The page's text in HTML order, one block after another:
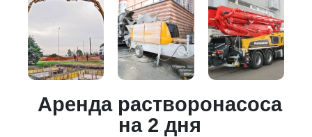
Аренда растворонасоса
на 2 дня